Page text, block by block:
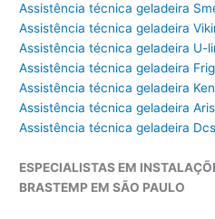
Assistência técnica geladeira
Assistência técnica geladeira
Assistência técnica geladeira U-
Assistência técnica geladeira
Assistência técnica geladeira
Assistência técnica geladeira
Assistência técnica geladeira Dcs
ESPECIALISTAS EM
BRASTEMP EM SÃO PAULO